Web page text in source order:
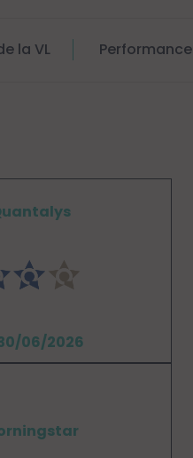
la VL
06/2026